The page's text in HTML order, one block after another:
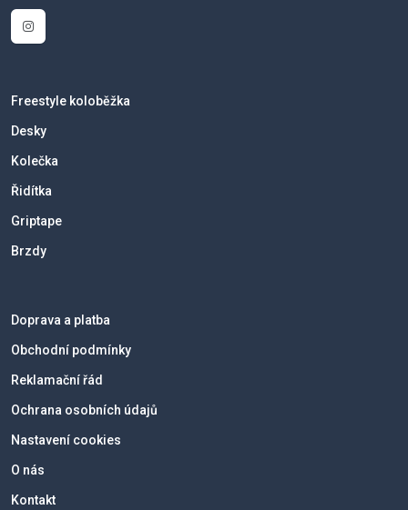
Freestyle koloběžka
Desky
Kolečka
Řidítka
Griptape
Brzdy
Doprava a platba
Obchodní podmínky
Reklamační řád
Ochrana osobních údajů
Nastavení cookies
O nás
Kontakt